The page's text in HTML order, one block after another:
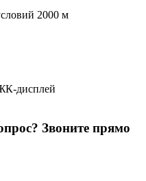
2000 м
дисплей
Звоните прямо